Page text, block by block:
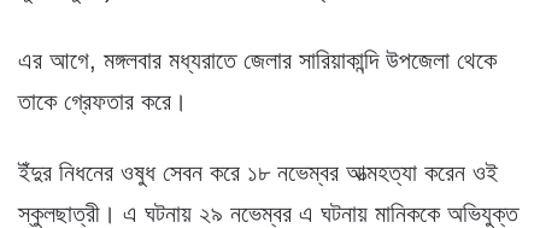
এর আগে, মঙ্গলবার মধ্যরাতে জেলার সারিয়াকান্দি উপজেলা থেকে
তাকে গ্রেফতার করে।
ইঁদুর নিধনের ওষুধ সেবন করে ১৮ নভেম্বর আত্মহত্যা করেন ওই
স্কুলছাত্রী। এ ঘটনায় ২৯ নভেম্বর এ ঘটনায় মানিককে অভিযুক্ত